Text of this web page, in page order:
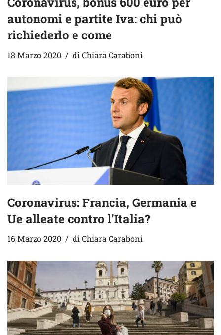
autonomi e partite Iva: chi può
richiederlo e come
18 Marzo 2020 di Chiara Caraboni
Coronavirus: Francia, Germania e
Ue alleate contro l’Italia?
16 Marzo 2020 di Chiara Caraboni